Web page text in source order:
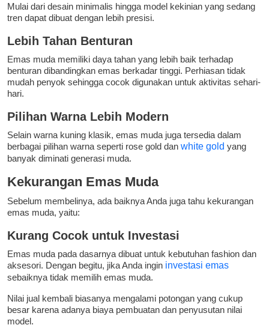
Mulai dari desain minimalis hingga model kekinian yang sedang
tren dapat dibuat dengan lebih presisi.
Lebih Tahan Benturan
Emas muda memiliki daya tahan yang lebih baik terhadap
benturan dibandingkan emas berkadar tinggi. Perhiasan tidak
mudah penyok sehingga cocok digunakan untuk aktivitas sehari-
hari.
Pilihan Warna Lebih Modern
Selain warna kuning klasik, emas muda juga tersedia dalam
berbagai pilihan warna seperti rose gold dan white gold yang
banyak diminati generasi muda.
Kekurangan Emas Muda
Sebelum membelinya, ada baiknya Anda juga tahu kekurangan
emas muda, yaitu:
Kurang Cocok untuk Investasi
Emas muda pada dasarnya dibuat untuk kebutuhan fashion dan
aksesori. Dengan begitu, jika Anda ingin investasi emas
sebaiknya tidak memilih emas muda.
Nilai jual kembali biasanya mengalami potongan yang cukup
besar karena adanya biaya pembuatan dan penyusutan nilai
model.